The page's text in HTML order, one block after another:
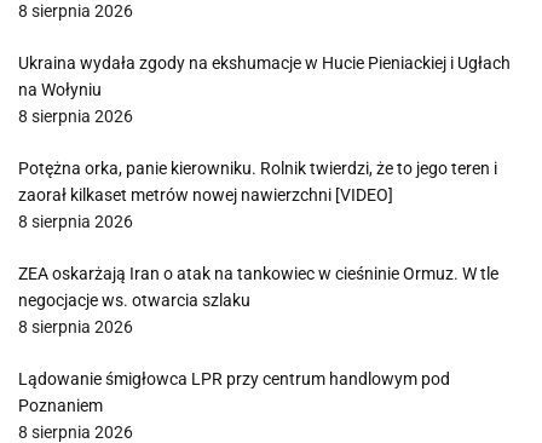
8 sierpnia 2026
Ukraina wydała zgody na ekshumacje w Hucie Pieniackiej i Ugłach
na Wołyniu
8 sierpnia 2026
Potężna orka, panie kierowniku. Rolnik twierdzi, że to jego teren i
zaorał kilkaset metrów nowej nawierzchni [VIDEO]
8 sierpnia 2026
ZEA oskarżają Iran o atak na tankowiec w cieśninie Ormuz. W tle
negocjacje ws. otwarcia szlaku
8 sierpnia 2026
Lądowanie śmigłowca LPR przy centrum handlowym pod
Poznaniem
8 sierpnia 2026